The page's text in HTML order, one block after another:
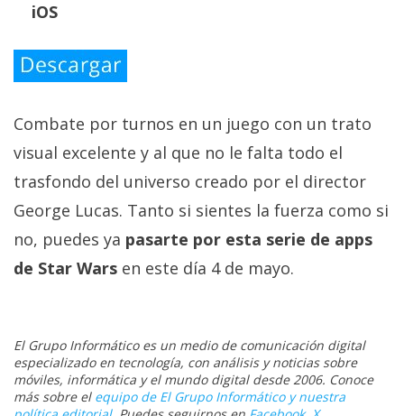
iOS
Combate por turnos en un juego con un trato
visual excelente y al que no le falta todo el
trasfondo del universo creado por el director
George Lucas. Tanto si sientes la fuerza como si
no, puedes ya pasarte por esta serie de apps
de Star Wars en este día 4 de mayo.
El Grupo Informático es un medio de comunicación digital
especializado en tecnología, con análisis y noticias sobre
móviles, informática y el mundo digital desde 2006. Conoce
más sobre el equipo de El Grupo Informático y nuestra